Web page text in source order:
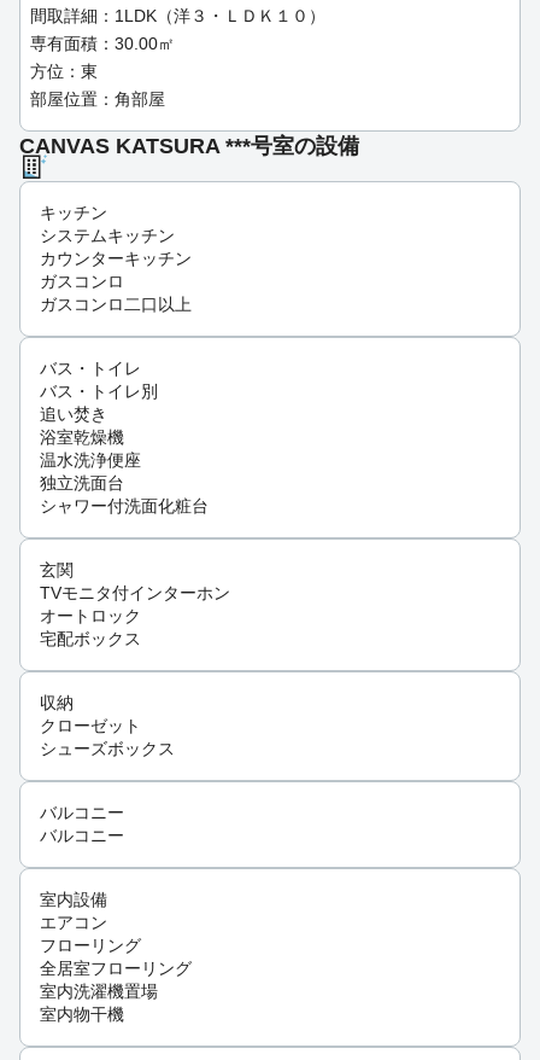
間取詳細：1LDK（洋３・ＬＤＫ１０）
専有面積：30.00㎡
方位：東
部屋位置：角部屋
CANVAS KATSURA ***号室の設備
キッチン
システムキッチン
カウンターキッチン
ガスコンロ
ガスコンロ二口以上
バス・トイレ
バス・トイレ別
追い焚き
浴室乾燥機
温水洗浄便座
独立洗面台
シャワー付洗面化粧台
玄関
TVモニタ付インターホン
オートロック
宅配ボックス
収納
クローゼット
シューズボックス
バルコニー
バルコニー
室内設備
エアコン
フローリング
全居室フローリング
室内洗濯機置場
室内物干機